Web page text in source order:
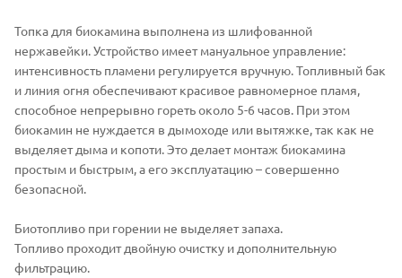
Топка для биокамина выполнена из шлифованной
нержавейки. Устройство имеет мануальное управление:
интенсивность пламени регулируется вручную. Топливный бак
и линия огня обеспечивают красивое равномерное пламя,
способное непрерывно гореть около 5-6 часов. При этом
биокамин не нуждается в дымоходе или вытяжке, так как не
выделяет дыма и копоти. Это делает монтаж биокамина
простым и быстрым, а его эксплуатацию – совершенно
безопасной.
Биотопливо при горении не выделяет запаха.
Топливо проходит двойную очистку и дополнительную
фильтрацию.